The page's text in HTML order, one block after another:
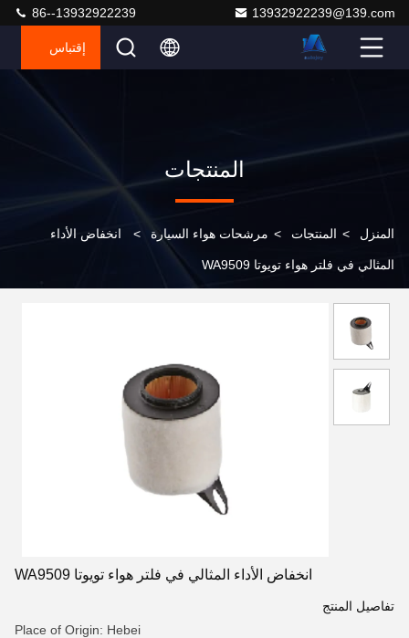
13932922239@139.com
86--13932922239
إقتباس
المنتجات
المنزل > المنتجات > مرشحات هواء السيارة > انخفاض الأداء
المثالي في فلتر هواء تويوتا WA9509
انخفاض الأداء المثالي في فلتر هواء تويوتا WA9509
تفاصيل المنتج
Place of Origin: Hebei